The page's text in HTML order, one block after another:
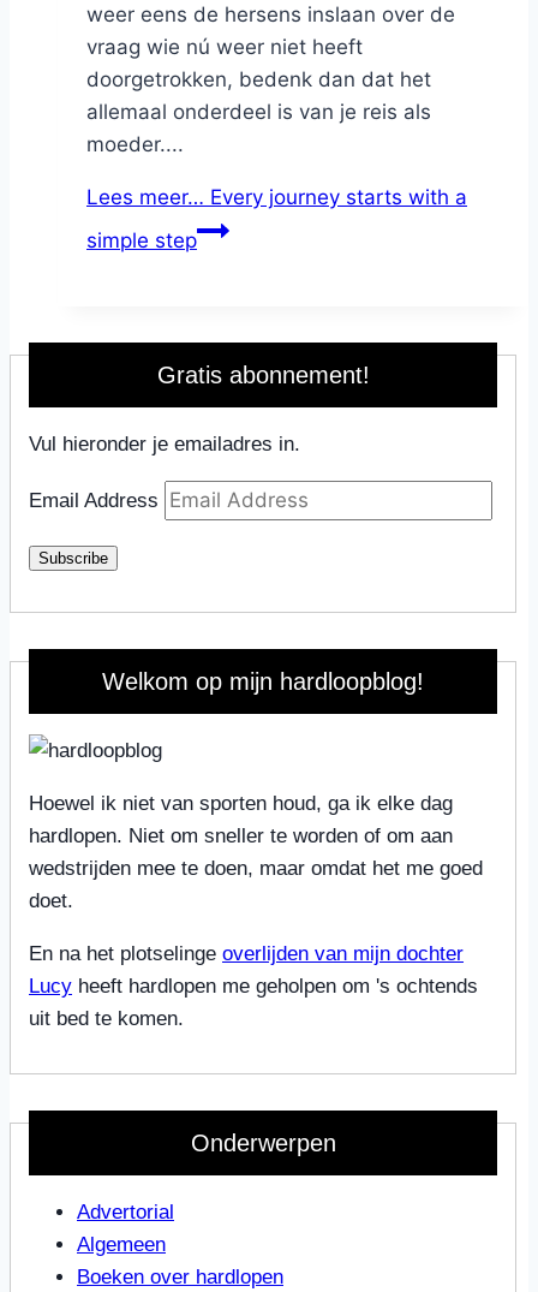
weer eens de hersens inslaan over de
vraag wie nú weer niet heeft
doorgetrokken, bedenk dan dat het
allemaal onderdeel is van je reis als
moeder....
Lees meer… Every journey starts with a
simple step
Gratis abonnement!
Vul hieronder je emailadres in.
Email Address
Subscribe
Welkom op mijn hardloopblog!
Hoewel ik niet van sporten houd, ga ik elke dag
hardlopen. Niet om sneller te worden of om aan
wedstrijden mee te doen, maar omdat het me goed
doet.
En na het plotselinge overlijden van mijn dochter
Lucy heeft hardlopen me geholpen om 's ochtends
uit bed te komen.
Onderwerpen
Advertorial
Algemeen
Boeken over hardlopen